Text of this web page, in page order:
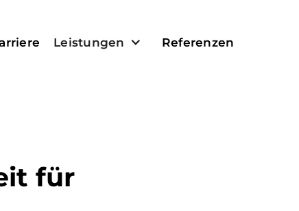
Leistungen Referenzen
für